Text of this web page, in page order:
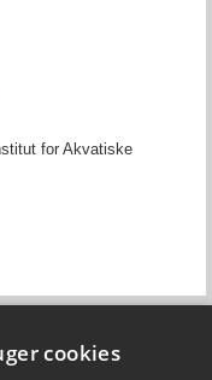
for Akvatiske
cookies